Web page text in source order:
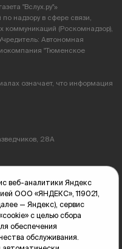
"Вслух.ру"»
надзору в сфере связи,
коммуникаций (Роскомнадзор),
Автономная
"Тюменское
означает, что информация
28А
веб-аналитики Яндекс
ООО «ЯНДЕКС», 119021,
— Яндекс), сервис
с целью сбора
обеспечения
обслуживания.